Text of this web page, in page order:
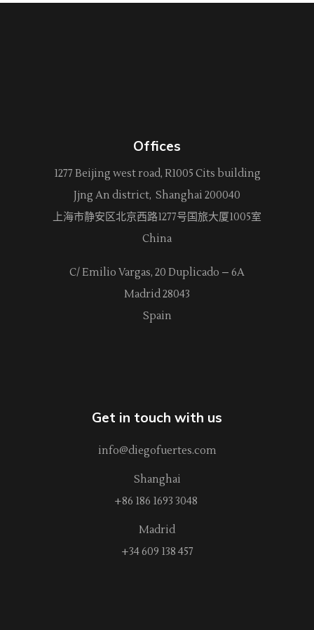
Offices
1277 Beijing west road, R1005 Cits building
Jjng An district, Shanghai 200040
上海市静安区北京西路1277号国旅大厦1005室
China
C/ Emilio Vargas, 20 Duplicado – 6A
Madrid 28043
Spain
Get in touch with us
info@diegofuertes.com
Shanghai
+86 186 1693 3048
Madrid
+34 609 138 457